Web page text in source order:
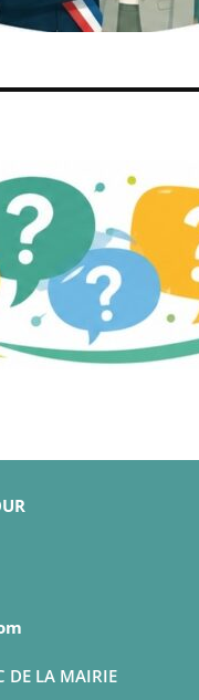
DE LA MAIRIE